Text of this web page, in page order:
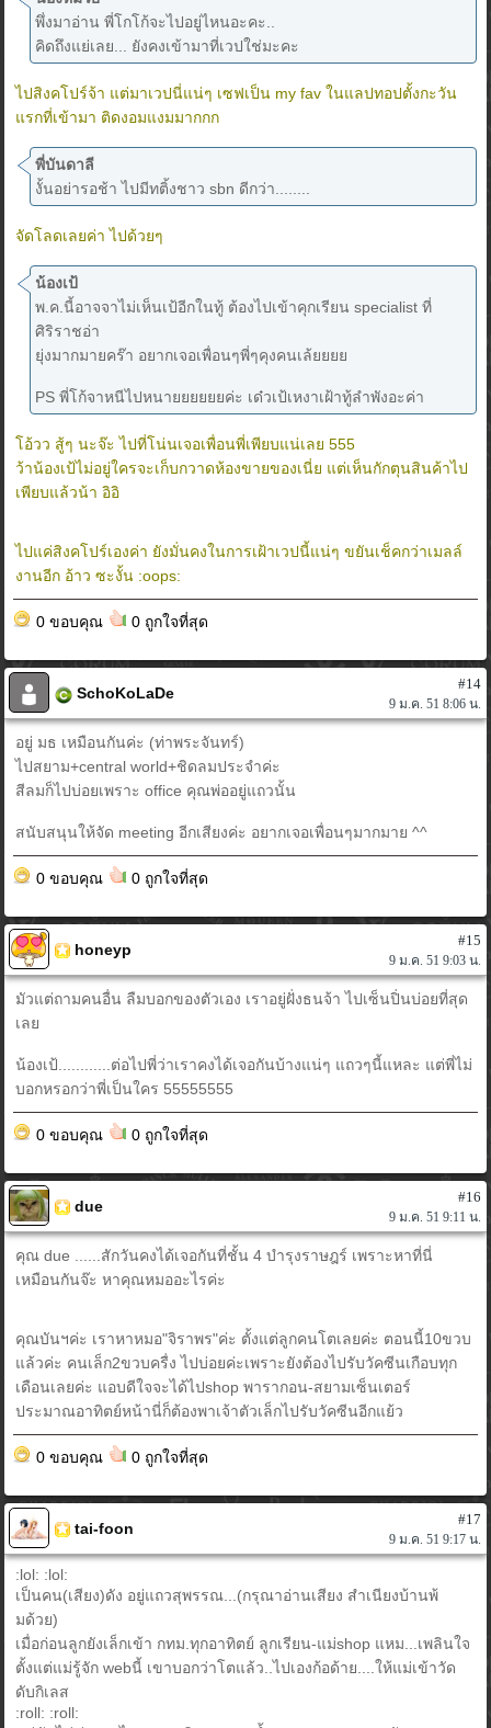
พึ่งมาอ่าน พี่โกโก้จะไปอยู่ไหนอะคะ..
คิดถึงแย่เลย... ยังคงเข้ามาที่เวปใช่มะคะ
ไปสิงคโปร์จ้า แต่มาเวปนี่แน่ๆ เซฟเป็น my fav ในแลปทอปตั้งกะวัน
แรกที่เข้ามา ติดงอมแงมมากกก
พี่บันดาลี
งั้นอย่ารอช้า ไปมีทติ้งชาว sbn ดีกว่า........
จัดโลดเลยค่า ไปด้วยๆ
น้องเป้
พ.ค.นี้อาจจาไม่เห็นเป้อีกในทู้ ต้องไปเข้าคุกเรียน specialist ที่
ศิริราชอ่า
ยุ่งมากมายคร๊า อยากเจอเพื่อนๆพี่ๆคุงคนเล้ยยยย
PS พี่โก้จาหนีไปหนายยยยยยค่ะ เด๋วเป้เหงาเฝ้าทู้ลำพังอะค่า
โอ้วว สู้ๆ นะจ๊ะ ไปที่โน่นเจอเพื่อนพี่เพียบแน่เลย 555
ว้าน้องเป้ไม่อยู่ใครจะเก็บกวาดห้องขายของเนี่ย แต่เห็นกักตุนสินค้าไป
เพียบแล้วน้า อิอิ
ไปแค่สิงคโปร์เองค่า ยังมั่นคงในการเฝ้าเวปนี้แน่ๆ ขยันเช็คกว่าเมลล์
งานอีก อ้าว ซะงั้น :oops:
0 ขอบคุณ 0 ถูกใจที่สุด
SchoKoLaDe
#14
9 ม.ค. 51 8:06 น.
อยู่ มธ เหมือนกันค่ะ (ท่าพระจันทร์)
ไปสยาม+central world+ชิดลมประจำค่ะ
สีลมก็ไปบ่อยเพราะ office คุณพ่ออยู่แถวนั้น
สนับสนุนให้จัด meeting อีกเสียงค่ะ อยากเจอเพื่อนๆมากมาย ^^
0 ขอบคุณ 0 ถูกใจที่สุด
honeyp
#15
9 ม.ค. 51 9:03 น.
มัวแต่ถามคนอื่น ลืมบอกของตัวเอง เราอยู่ฝั่งธนจ้า ไปเซ็นปิ่นบ่อยที่สุด
เลย
น้องเป้............ต่อไปพี่ว่าเราคงได้เจอกันบ้างแน่ๆ แถวๆนี้แหละ แต่พี่ไม่
บอกหรอกว่าพี่เป็นใคร 55555555
0 ขอบคุณ 0 ถูกใจที่สุด
due
#16
9 ม.ค. 51 9:11 น.
คุณ due ......สักวันคงได้เจอกันที่ชั้น 4 บำรุงราษฎร์ เพราะหาที่นี่
เหมือนกันจ๊ะ หาคุณหมออะไรค่ะ
คุณบันฯค่ะ เราหาหมอ"จิราพร"ค่ะ ตั้งแต่ลูกคนโตเลยค่ะ ตอนนี้10ขวบ
แล้วค่ะ คนเล็ก2ขวบครื่ง ไปบ่อยค่ะเพราะยังต้องไปรับวัคซีนเกือบทุก
เดือนเลยค่ะ แอบดีใจจะได้ไปshop พารากอน-สยามเซ็นเตอร์
ประมาณอาทิตย์หน้านี่ก็ต้องพาเจ้าตัวเล็กไปรับวัคซีนอีกแย้ว
0 ขอบคุณ 0 ถูกใจที่สุด
tai-foon
#17
9 ม.ค. 51 9:17 น.
:lol: :lol:
เป็นคน(เสียง)ดัง อยู่แถวสุพรรณ...(กรุณาอ่านเสียง สำเนียงบ้านพ้
มด้วย)
เมื่อก่อนลูกยังเล็กเข้า กทม.ทุกอาทิตย์ ลูกเรียน-แม่shop แหม...เพลินใจ
ตั้งแต่แม่รู้จัก webนี้ เขาบอกว่าโตแล้ว..ไปเองก้อด้าย....ให้แม่เข้าวัด
ดับกิเลส
:roll: :roll: